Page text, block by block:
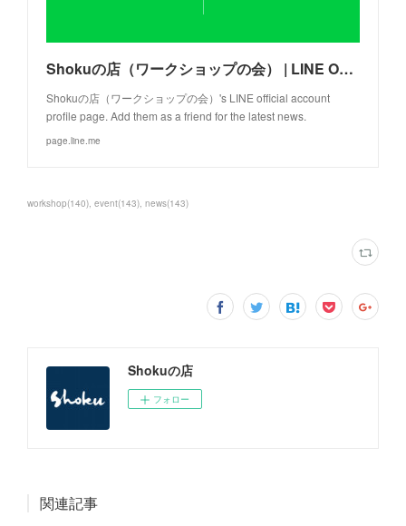
Shokuの店（ワークショップの会） | LINE Official Account
Shokuの店（ワークショップの会）'s LINE official account
profile page. Add them as a friend for the latest news.
page.line.me
workshop(140) event(143) news(143)
Shokuの店
フォロー
関連記事